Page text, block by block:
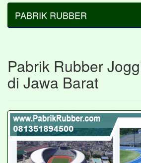
PABRIK RUBBER
Pabrik Rubber
di Jawa Barat